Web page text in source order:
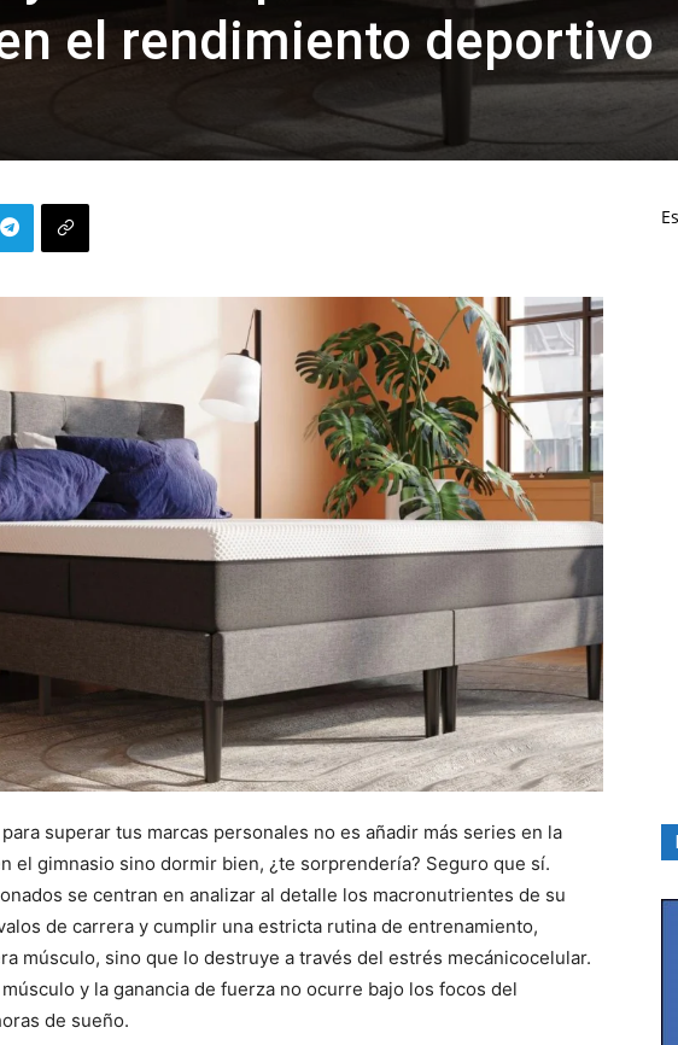
el rendimiento deportivo
superar tus marcas personales no es añadir más series en la
el gimnasio sino dormir bien, ¿te sorprendería? Seguro que sí.
se centran en analizar al detalle los macronutrientes de su
de carrera y cumplir una estricta rutina de entrenamiento,
músculo, sino que lo destruye a través del estrés mecánicocelular.
y la ganancia de fuerza no ocurre bajo los focos del
de sueño.